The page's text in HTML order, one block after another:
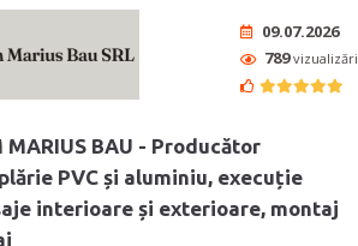
09.07.2026
789vizualizări
MARIUS BAU - Producător
PVC și aluminiu, execuție
interioare și exterioare, montaj